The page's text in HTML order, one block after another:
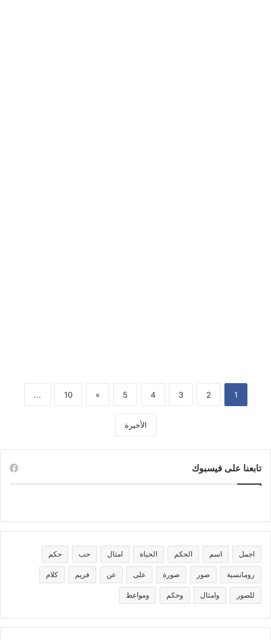
1
2
3
4
5
»
10
...
الأخيرة
تابعنا على فيسبوك
اجمل اسم الحكم الحياة امثال حب حكم
رومانسية صور صورة على عن فريم كلام
للصور وامثال وحكم ومواعظ